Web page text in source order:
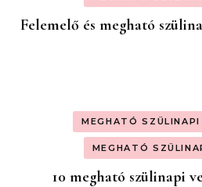
Felemelő és megható
MEGHATÓ
MEGHATÓ
10 megható szülinapi